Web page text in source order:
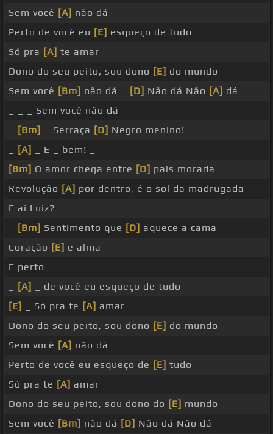
Sem você [A] não dá
Perto de você eu [E] esqueço de tudo
Só pra [A] te amar
Dono do seu peito, sou dono [E] do mundo
Sem você [Bm] não dá _ [D] Não dá Não [A] dá
_ _ _ Sem você não dá
[Bm] _ Serraça [D] Negro menino! _
[A]
_ E _ bem! _
[Bm] O amor chega entre [D] pais morada
Revolução [A] por dentro, é o sol da madrugada
E aí Luiz?
[Bm] Sentimento que [D] aquece a cama
Coração [E] e alma
E perto _ _
[A]
_ de você eu esqueço de tudo
[E]
_ Só pra te [A] amar
Dono do seu peito, sou dono [E] do mundo
Sem você [A] não dá
Perto de você eu esqueço de [E] tudo
Só pra te [A] amar
Dono do seu peito, sou dono do [E] mundo
Sem você [Bm] não dá [D] Não dá Não dá